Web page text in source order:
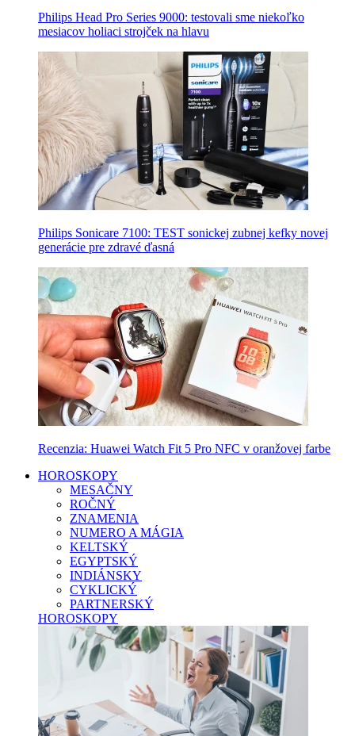
Philips Head Pro Series 9000: testovali sme niekoľko
mesiacov holiaci strojček na hlavu
Philips Sonicare 7100: TEST sonickej zubnej kefky novej
generácie pre zdravé ďasná
Recenzia: Huawei Watch Fit 5 Pro NFC v oranžovej farbe
HOROSKOPY
MESAČNY
ROČNÝ
ZNAMENIA
NUMERO A MÁGIA
KELTSKÝ
EGYPTSKÝ
INDIÁNSKY
CYKLICKÝ
PARTNERSKÝ
HOROSKOPY